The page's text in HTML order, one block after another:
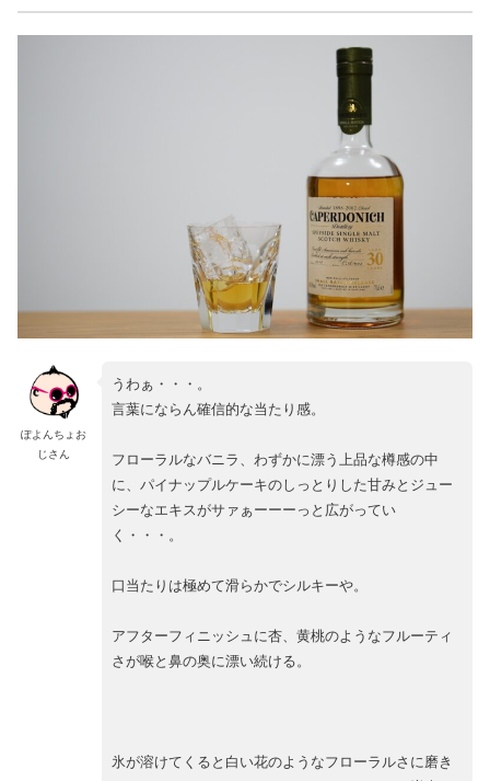
ぽよんちょお
じさん
うわぁ・・・。
言葉にならん確信的な当たり感。
フローラルなバニラ、わずかに漂う上品な樽感の中
に、パイナップルケーキのしっとりした甘みとジュー
シーなエキスがサァぁーーーっと広がってい
く・・・。
口当たりは極めて滑らかでシルキーや。
アフターフィニッシュに杏、黄桃のようなフルーティ
さが喉と鼻の奥に漂い続ける。
氷が溶けてくると白い花のようなフローラルさに磨き